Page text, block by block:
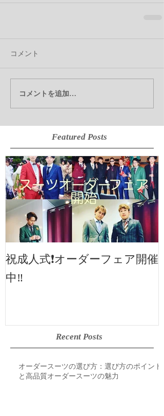
コメント
コメントを追加…
Featured Posts
祝成人式❗️オーダーフェア開催
中‼️
Recent Posts
オーダースーツの選び方：選び方のポイント
と高品質オーダースーツの魅力